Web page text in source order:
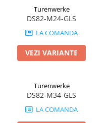
Turenwerke
DS82-M24-GLS
LA COMANDA
VEZI VARIANTE
Turenwerke
DS82-M34-GLS
LA COMANDA